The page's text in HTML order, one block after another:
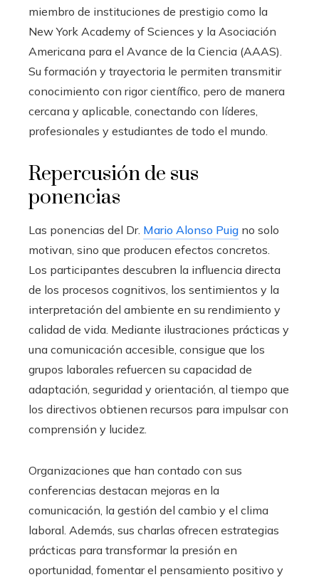
miembro de instituciones de prestigio como la
New York Academy of Sciences y la Asociación
Americana para el Avance de la Ciencia (AAAS).
Su formación y trayectoria le permiten transmitir
conocimiento con rigor científico, pero de manera
cercana y aplicable, conectando con líderes,
profesionales y estudiantes de todo el mundo.
Repercusión de sus
ponencias
Las ponencias del Dr. Mario Alonso Puig no solo
motivan, sino que producen efectos concretos.
Los participantes descubren la influencia directa
de los procesos cognitivos, los sentimientos y la
interpretación del ambiente en su rendimiento y
calidad de vida. Mediante ilustraciones prácticas y
una comunicación accesible, consigue que los
grupos laborales refuercen su capacidad de
adaptación, seguridad y orientación, al tiempo que
los directivos obtienen recursos para impulsar con
comprensión y lucidez.
Organizaciones que han contado con sus
conferencias destacan mejoras en la
comunicación, la gestión del cambio y el clima
laboral. Además, sus charlas ofrecen estrategias
prácticas para transformar la presión en
oportunidad, fomentar el pensamiento positivo y